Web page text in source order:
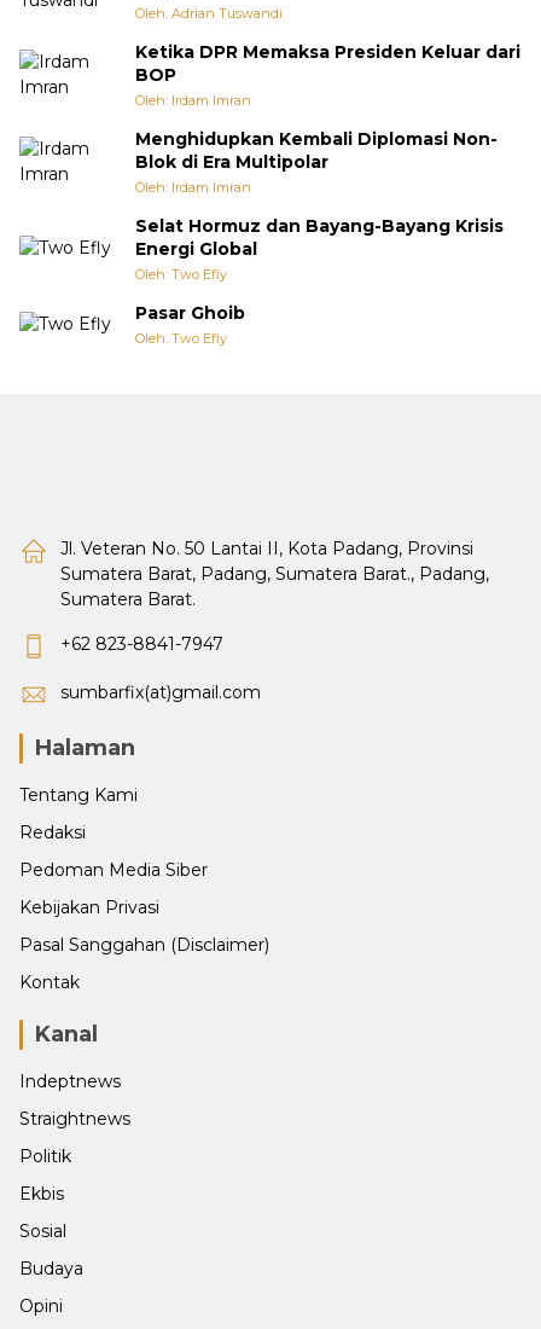
Oleh: Adrian Tuswandi
Ketika DPR Memaksa Presiden Keluar dari
BOP
Oleh: Irdam Imran
Menghidupkan Kembali Diplomasi Non-
Blok di Era Multipolar
Oleh: Irdam Imran
Selat Hormuz dan Bayang-Bayang Krisis
Energi Global
Oleh: Two Efly
Pasar Ghoib
Oleh: Two Efly
Jl. Veteran No. 50 Lantai II, Kota Padang, Provinsi
Sumatera Barat, Padang, Sumatera Barat., Padang,
Sumatera Barat.
+62 823-8841-7947
sumbarfix(at)gmail.com
Halaman
Tentang Kami
Redaksi
Pedoman Media Siber
Kebijakan Privasi
Pasal Sanggahan (Disclaimer)
Kontak
Kanal
Indeptnews
Straightnews
Politik
Ekbis
Sosial
Budaya
Opini